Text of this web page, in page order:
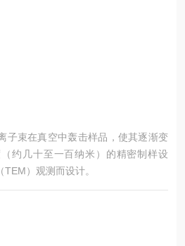
子束在真空中轰击样品，使其逐渐变
约几十至一百纳米）的精密制样设
）观测而设计。